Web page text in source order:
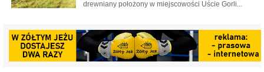
drewniany położony w miejscowości Uście Gorli...